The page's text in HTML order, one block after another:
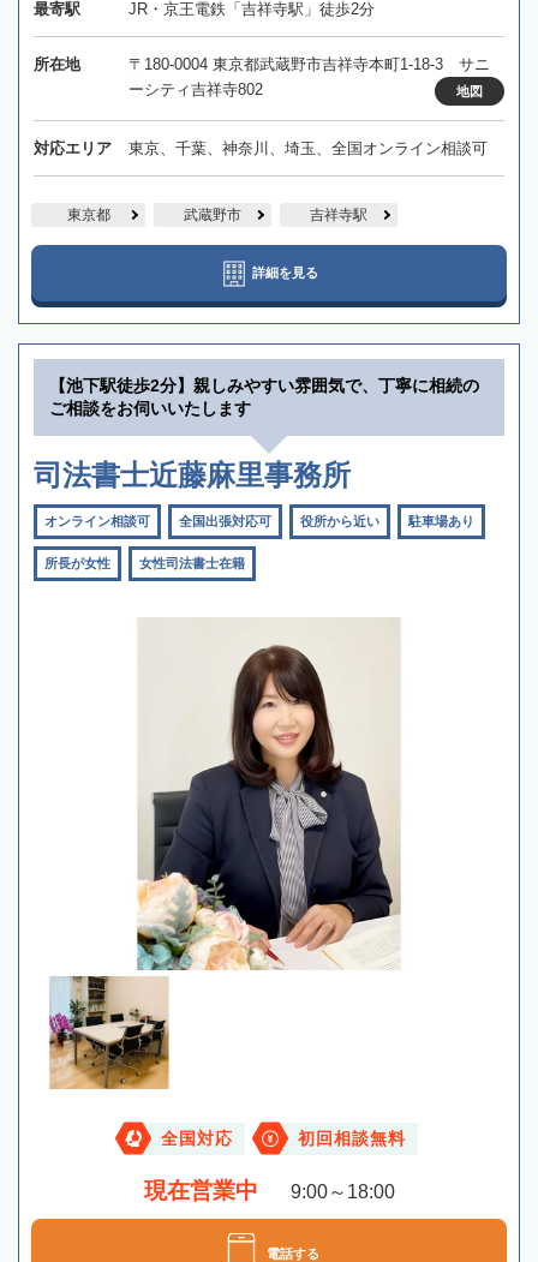
最寄駅 JR・京王電鉄「吉祥寺駅」徒歩2分
所在地
〒180-0004 東京都武蔵野市吉祥寺本町1-18-3 サニ
ーシティ吉祥寺802
地図
対応エリア 東京、千葉、神奈川、埼玉、全国オンライン相談可
東京都 武蔵野市 吉祥寺駅
詳細を見る
【池下駅徒歩2分】親しみやすい雰囲気で、丁寧に相続の
ご相談をお伺いいたします
司法書士近藤麻里事務所
オンライン相談可 全国出張対応可 役所から近い 駐車場あり
所長が女性 女性司法書士在籍
全国対応 初回相談無料
現在営業中 9:00～18:00
電話する